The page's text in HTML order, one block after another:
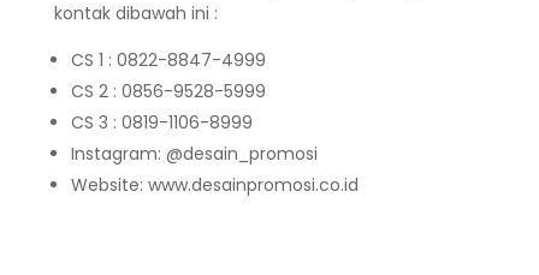
kontak dibawah ini :
CS 1 : 0822-8847-4999
CS 2 : 0856-9528-5999
CS 3 : 0819-1106-8999
Instagram: @desain_promosi
Website: www.desainpromosi.co.id